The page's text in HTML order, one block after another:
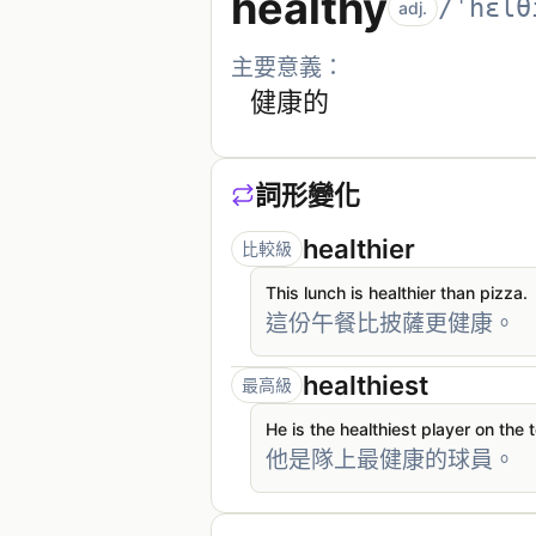
adj. /
主要意義：
健康的
詞形變化
比較級 healthier
This lunch is healthier than pizza.
這份午餐比披薩更健康。
最高級 healthiest
He is the healthiest player on the
他是隊上最健康的球員。